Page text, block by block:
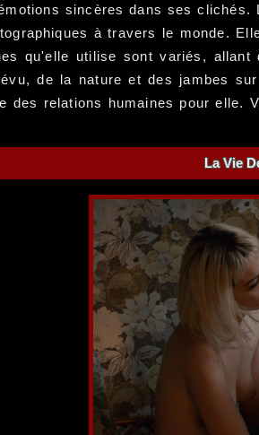
sincères dans ses
à travers le monde.
qu'elle utilise sont variés,
de la nature et des jambes
des relations humaines pour
La Vie